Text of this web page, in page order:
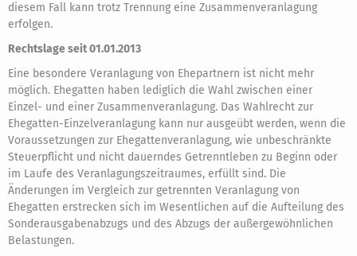
diesem Fall kann trotz Trennung eine Zusammenveranlagung
erfolgen.
Rechtslage seit 01.01.2013
Eine besondere Veranlagung von Ehepartnern ist nicht mehr
möglich. Ehegatten haben lediglich die Wahl zwischen einer
Einzel- und einer Zusammenveranlagung. Das Wahlrecht zur
Ehegatten-Einzelveranlagung kann nur ausgeübt werden, wenn die
Voraussetzungen zur Ehegattenveranlagung, wie unbeschränkte
Steuerpflicht und nicht dauerndes Getrenntleben zu Beginn oder
im Laufe des Veranlagungszeitraumes, erfüllt sind. Die
Änderungen im Vergleich zur getrennten Veranlagung von
Ehegatten erstrecken sich im Wesentlichen auf die Aufteilung des
Sonderausgabenabzugs und des Abzugs der außergewöhnlichen
Belastungen.